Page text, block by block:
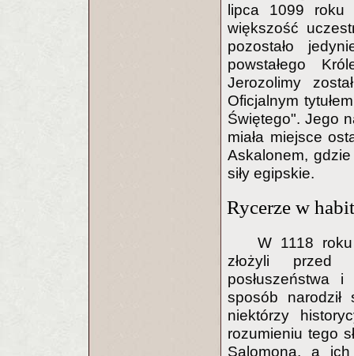
lipca 1099 roku
większość
pozostało
powstałego
Jerozolimy
Oficjalnym
Świętego". Jego
miała miejsce
Askalonem,
siły egipskie.
Rycerze w
W 1118
złożyli przed
posłuszeństwa
sposób
niektórzy
rozumieniu tego
Salomona, a